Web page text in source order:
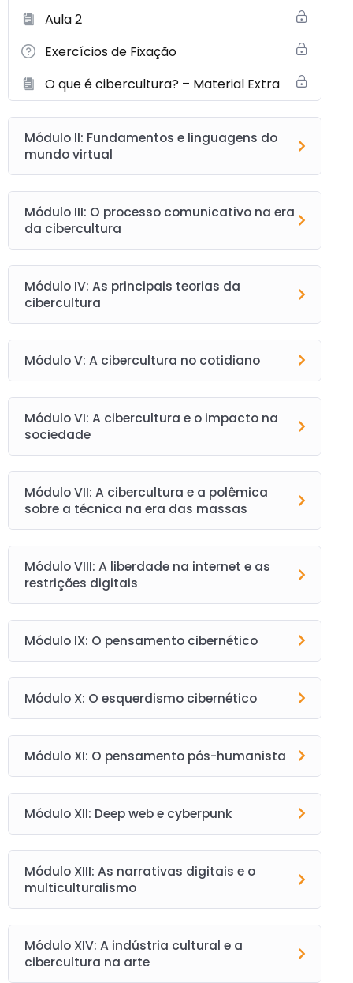
Aula 2
Exercícios de Fixação
O que é cibercultura? – Material Extra
Módulo II: Fundamentos e linguagens do
mundo virtual
Módulo III: O processo comunicativo na era
da cibercultura
Módulo IV: As principais teorias da
cibercultura
Módulo V: A cibercultura no cotidiano
Módulo VI: A cibercultura e o impacto na
sociedade
Módulo VII: A cibercultura e a polêmica
sobre a técnica na era das massas
Módulo VIII: A liberdade na internet e as
restrições digitais
Módulo IX: O pensamento cibernético
Módulo X: O esquerdismo cibernético
Módulo XI: O pensamento pós-humanista
Módulo XII: Deep web e cyberpunk
Módulo XIII: As narrativas digitais e o
multiculturalismo
Módulo XIV: A indústria cultural e a
cibercultura na arte